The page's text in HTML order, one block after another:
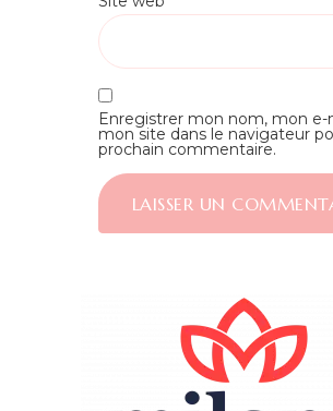
Enregistrer mon nom, mon e-
mon site dans le navigateur
prochain commentaire.